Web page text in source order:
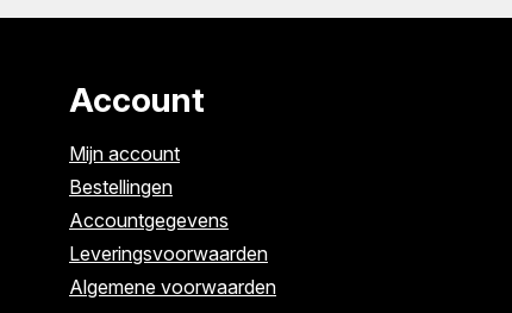
Account
Mijn account
Bestellingen
Accountgegevens
Leveringsvoorwaarden
Algemene voorwaarden